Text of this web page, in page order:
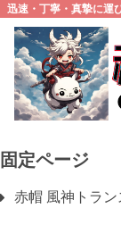
迅速・丁寧・真摯に運
固定ページ
赤帽 風神トラ